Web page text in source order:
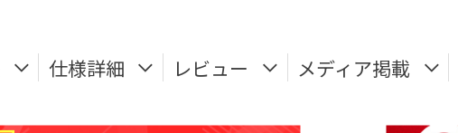
仕様詳細 レビュー メディア掲載